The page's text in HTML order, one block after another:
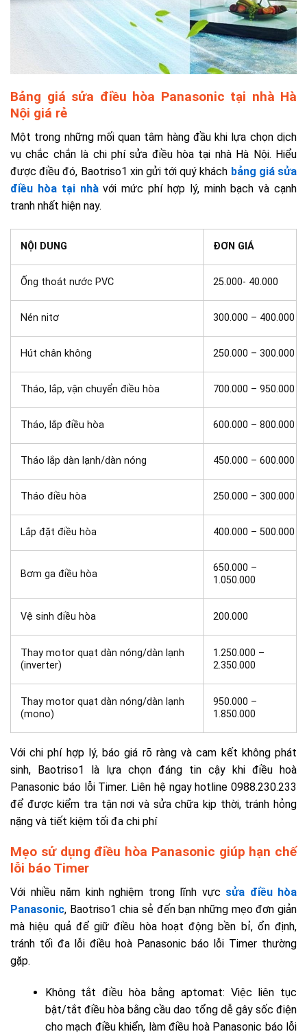
Bảng giá sửa điều hòa Panasonic tại nhà Hà
Nội giá rẻ
Một trong những mối quan tâm hàng đầu khi lựa chọn dịch
vụ chắc chắn là chi phí sửa điều hòa tại nhà Hà Nội. Hiểu
được điều đó, Baotriso1 xin gửi tới quý khách bảng giá sửa
điều hòa tại nhàvới mức phí hợp lý, minh bạch và cạnh
tranh nhất hiện nay.
NỘI DUNG ĐƠN GIÁ
Ống thoát nước PVC 25.000- 40.000
Nén nitơ 300.000 – 400.000
Hút chân không 250.000 – 300.000
Tháo, lắp, vận chuyển điều hòa 700.000 – 950.000
Tháo, lắp điều hòa 600.000 – 800.000
Tháo lắp dàn lạnh/dàn nóng 450.000 – 600.000
Tháo điều hòa 250.000 – 300.000
Lắp đặt điều hòa 400.000 – 500.000
Bơm ga điều hòa
650.000 –
1.050.000
Vệ sinh điều hòa 200.000
Thay motor quạt dàn nóng/dàn lạnh
(inverter)
1.250.000 –
2.350.000
Thay motor quạt dàn nóng/dàn lạnh
(mono)
950.000 –
1.850.000
Với chi phí hợp lý, báo giá rõ ràng và cam kết không phát
sinh, Baotriso1 là lựa chọn đáng tin cậy khi điều hoà
Panasonic báo lỗi Timer. Liên hệ ngay hotline 0988.230.233
để được kiểm tra tận nơi và sửa chữa kịp thời, tránh hỏng
nặng và tiết kiệm tối đa chi phí
Mẹo sử dụng điều hòa Panasonic giúp hạn chế
lỗi báo Timer
Với nhiều năm kinh nghiệm trong lĩnh vực sửa điều hòa
Panasonic, Baotriso1 chia sẻ đến bạn những mẹo đơn giản
mà hiệu quả để giữ điều hòa hoạt động bền bỉ, ổn định,
tránh tối đa lỗi điều hoà Panasonic báo lỗi Timer thường
gặp.
Không tắt điều hòa bằng aptomat: Việc liên tục
bật/tắt điều hòa bằng cầu dao tổng dễ gây sốc điện
cho mạch điều khiển, làm điều hoà Panasonic báo lỗi